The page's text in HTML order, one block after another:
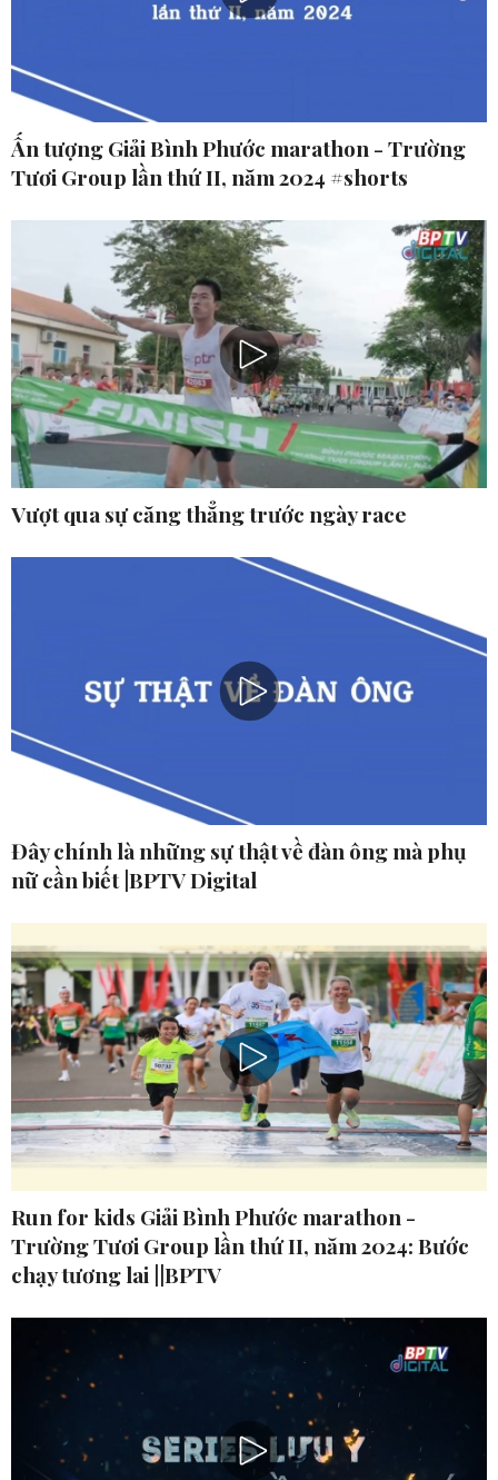
Ấn tượng Giải Bình Phước marathon - Trường
Tươi Group lần thứ II, năm 2024 #shorts
Vượt qua sự căng thẳng trước ngày race
Đây chính là những sự thật về đàn ông mà phụ
nữ cần biết |BPTV Digital
Run for kids Giải Bình Phước marathon -
Trường Tươi Group lần thứ II, năm 2024: Bước
chạy tương lai ||BPTV